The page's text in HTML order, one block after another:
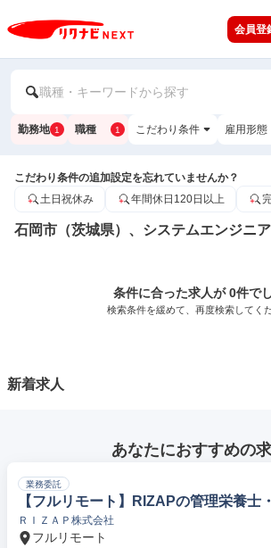
会員登
職種・キーワードから探す
勤務地 1 職種 1 こだわり条件 雇用形態
こだわり条件の追加設定を忘れていませんか？
土日祝休み
年間休日120日以上
石岡市（茨城県）、システムエンジニ
条件に合った求人が 0件で
検索条件を緩めて、再度検索してく
新着求人
あなたにおすすめの
業務委託
【フルリモート】RIZAPの管理栄養士
ＲＩＺＡＰ株式会社
フルリモート